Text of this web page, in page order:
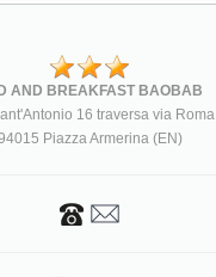
AND BREAKFAST BAOBAB
16 traversa via Roma
Piazza Armerina (EN)